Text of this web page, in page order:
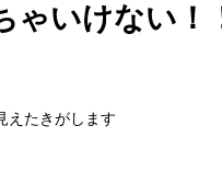
ゃいけない！
えたきがします